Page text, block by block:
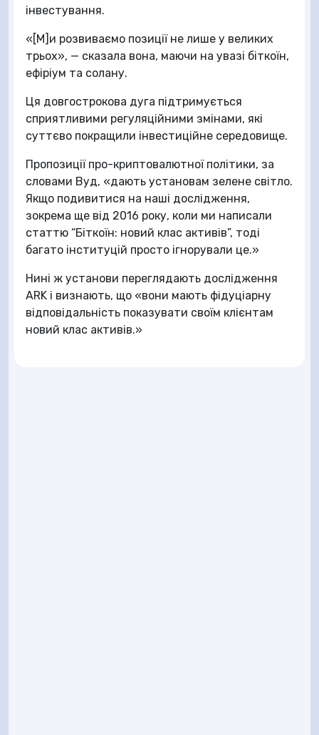
інвестування.
«[М]и розвиваємо позиції не лише у великих
трьох», — сказала вона, маючи на увазі біткоїн,
ефіріум та солану.
Ця довгострокова дуга підтримується
сприятливими регуляційними змінами, які
суттєво покращили інвестиційне середовище.
Пропозиції про-криптовалютної політики, за
словами Вуд, «дають установам зелене світло.
Якщо подивитися на наші дослідження,
зокрема ще від 2016 року, коли ми написали
статтю “Біткоїн: новий клас активів”, тоді
багато інституцій просто ігнорували це.»
Нині ж установи переглядають дослідження
ARK і визнають, що «вони мають фідуціарну
відповідальність показувати своїм клієнтам
новий клас активів.»